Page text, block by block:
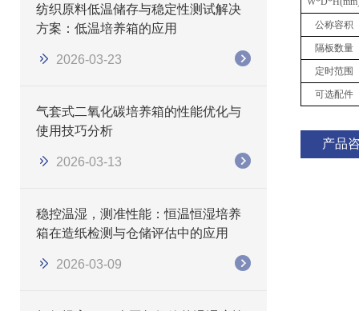
纺织原料低温储存与稳定性测试解决
方案：低温培养箱的应用
2026-03-23
气套式二氧化碳培养箱的性能优化与
使用技巧分析
2026-03-13
稳控温湿，测准性能：恒温恒湿培养
箱在造纸检测与仓储评估中的应用
2026-03-09
公称容积
隔板数量
定时范围
可选配件
产品